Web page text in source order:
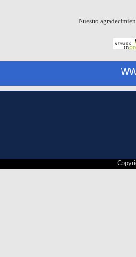
Nuestro